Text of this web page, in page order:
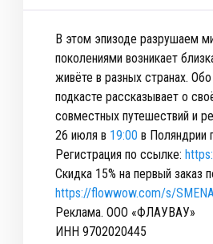
В этом эпизоде разрушаем
поколениями возникает
живёте в разных странах.
подкасте рассказывает о
совместных путешествий и
26 июля в 19:00 в Поляндрии
Регистрация по ссылке:
Скидка 15% на первый заказ
https://flowwow.com/s/
Реклама. ООО «ФЛАУВАУ»
ИНН 9702020445